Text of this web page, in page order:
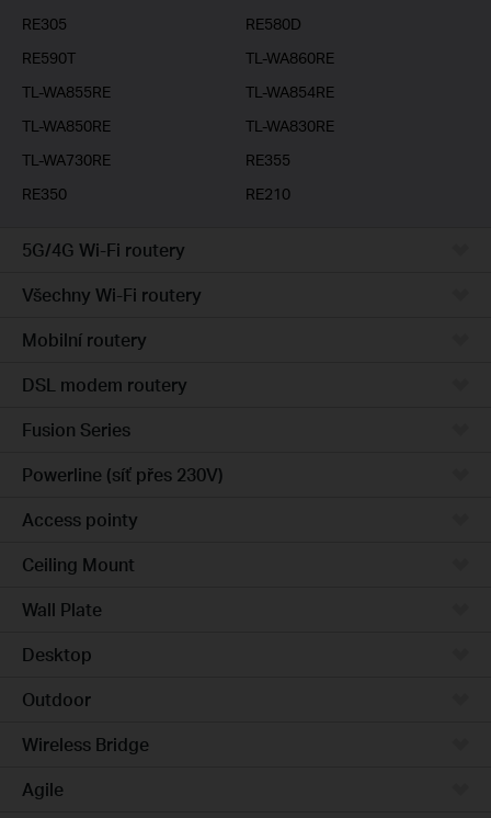
RE305
RE580D
RE590T
TL-WA860RE
TL-WA855RE
TL-WA854RE
TL-WA850RE
TL-WA830RE
TL-WA730RE
RE355
RE350
RE210
5G/4G Wi-Fi routery
Všechny Wi-Fi routery
Mobilní routery
DSL modem routery
Fusion Series
Powerline (síť přes 230V)
Access pointy
Ceiling Mount
Wall Plate
Desktop
Outdoor
Wireless Bridge
Agile